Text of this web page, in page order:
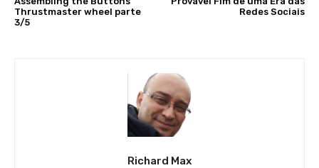
Thrustmaster wheel parte
3/5
Redes Sociais
Richard Max